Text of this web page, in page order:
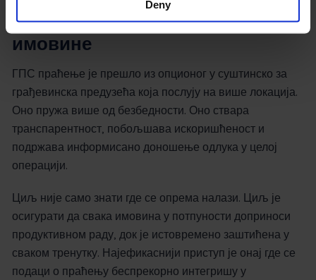
Deny
Заштита ваше највредније
имовине
ГПС праћење је прешло из опционог у суштинско за
грађевинска предузећа која послују на више локација.
Оно пружа више од безбедности. Оно ствара
транспарентност, побољшава искоришћеност и
подржава информисано доношење одлука у целој
операцији.
Циљ није само знати где се опрема налази. Циљ је
осигурати да свака имовина у потпуности доприноси
продуктивном раду, док је истовремено заштићена у
сваком тренутку. Најефикаснији приступ је онај где се
подаци о праћењу беспрекорно интегришу у